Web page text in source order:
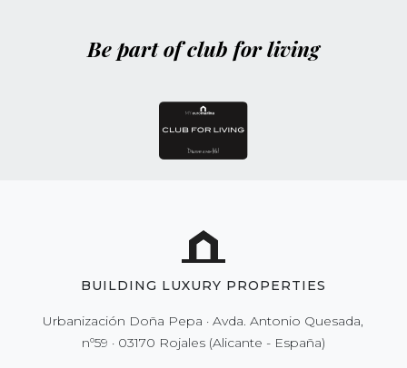
Be part of club for living
BUILDING LUXURY PROPERTIES
Urbanización Doña Pepa · Avda. Antonio Quesada,
nº59 · 03170 Rojales (Alicante - España)